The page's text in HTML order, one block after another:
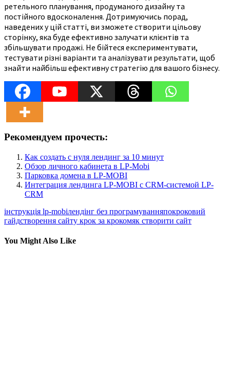
ретельного планування, продуманого дизайну та
постійного вдосконалення. Дотримуючись порад,
наведених у цій статті, ви зможете створити цільову
сторінку, яка буде ефективно залучати клієнтів та
збільшувати продажі. Не бійтеся експериментувати,
тестувати різні варіанти та аналізувати результати, щоб
знайти найбільш ефективну стратегію для вашого бізнесу.
Рекомендуем прочесть:
Как создать с нуля лендинг за 10 минут
Обзор личного кабинета в LP-Mobi
Парковка домена в LP-MOBI
Интеграция лендинга LP-MOBI с CRM-системой LP-
CRM
інструкція lp-mobiлендінг без програмуванняпокроковий
гайдстворення сайту крок за крокомяк створити сайт
You Might Also Like